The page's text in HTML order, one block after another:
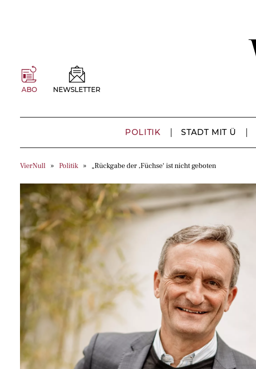
ABO NEWSLETTER
POLITIK STADT MIT Ü
VierNull Politik „Rückgabe der ‚Füchse‘ ist nicht geboten